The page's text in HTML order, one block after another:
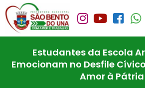
Estudantes da Escola
Emocionam no Desfile
Amor à Pátria